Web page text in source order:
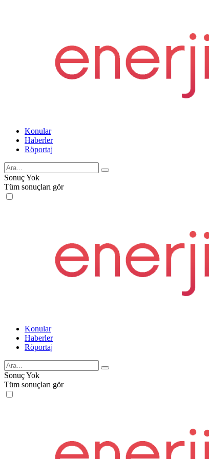
Konular
Haberler
Röportaj
Sonuç Yok
Tüm sonuçları gör
Konular
Haberler
Röportaj
Sonuç Yok
Tüm sonuçları gör